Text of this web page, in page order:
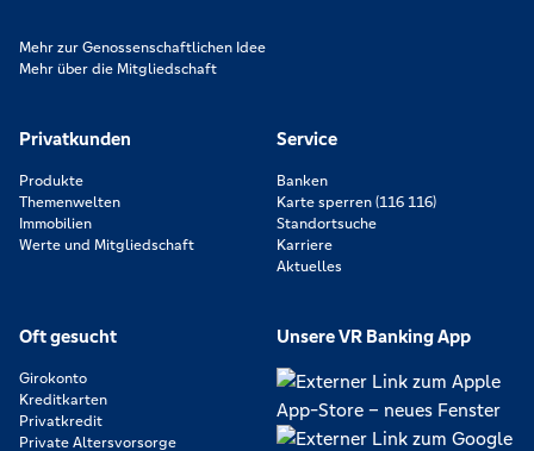
Mehr zur Genossenschaftlichen Idee
Mehr über die Mitgliedschaft
Privatkunden
Produkte
Themenwelten
Immobilien
Werte und Mitgliedschaft
Service
Banken
Karte sperren (116 116)
Standortsuche
Karriere
Aktuelles
Oft gesucht
Girokonto
Kreditkarten
Privatkredit
Private Altersvorsorge
Unsere VR Banking App